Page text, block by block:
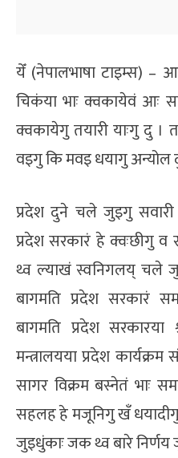
येँ (नेपालभाषा टाइम्स) –
चिकंया भाः क्वकायेवं आः
क्वकायेगु तयारी याःगु दु ।
वइगु कि मवइ धयागु अन्योल
प्रदेश दुने चले जुइगु सवारी
प्रदेश सरकारं हे क्वःछीगु व
थ्व ल्याखं स्वनिगलय् चले
बागमति प्रदेश सरकारं
बागमति प्रदेश सरकारया
मन्त्रालयया प्रदेश
सागर विक्रम बस्नेतं भाः
सहलह हे मजूनिगु खँ
जुइधुंकाः जक थ्व बारे